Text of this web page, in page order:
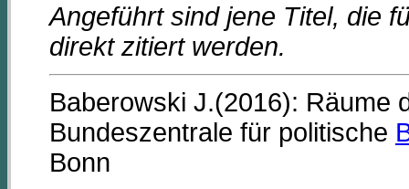
Angeführt sind jene Titel, die
direkt zitiert werden.
Baberowski J.(2016): Räume
Bundeszentrale für politische
Bonn